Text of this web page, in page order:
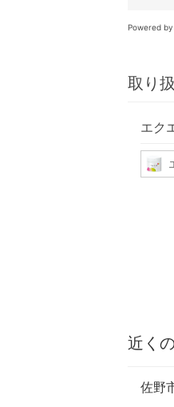
Powered by
取り
エク
近く
佐野